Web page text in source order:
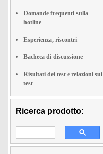
Domande frequenti sulla
hotline
Esperienza, riscontri
Bacheca di discussione
Risultati dei test e relazioni sui
test
Ricerca prodotto: